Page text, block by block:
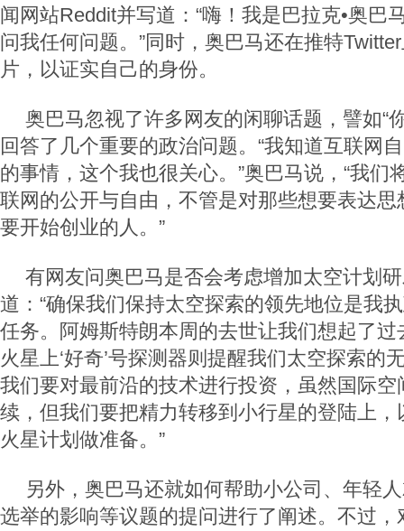
闻网站Reddit并写道：“嗨！我是巴拉克•奥巴
问我任何问题。”同时，奥巴马还在推特
片，以证实自己的身份。
奥巴马忽视了许多网友的闲聊话题，譬如“
回答了几个重要的政治问题。“我知道互联网
的事情，这个我也很关心。”奥巴马说，“我们
联网的公开与自由，不管是对那些想要表达
要开始创业的人。”
有网友问奥巴马是否会考虑增加太空计划
道：“确保我们保持太空探索的领先地位是我
任务。阿姆斯特朗本周的去世让我们想起了
火星上‘好奇’号探测器则提醒我们太空探索的
我们要对最前沿的技术进行投资，虽然国际
续，但我们要把精力转移到小行星的登陆上
火星计划做准备。”
另外，奥巴马还就如何帮助小公司、年轻
选举的影响等议题的提问进行了阐述。不过